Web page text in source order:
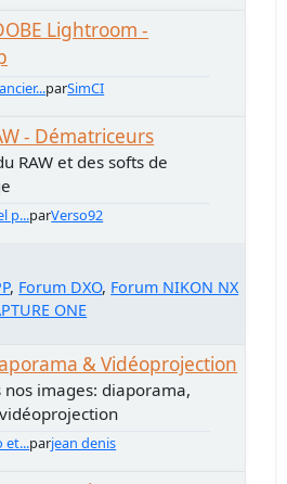
Lightroom -
parSimCI
- Dématriceurs
RAW et des softs de
p...parVerso92
Forum DXO Forum NIKON NX
ONE
& Vidéoprojection
nos images: diaporama,
et...parjean denis